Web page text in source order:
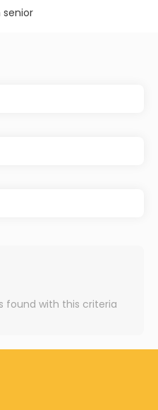
senior
found with this criteria